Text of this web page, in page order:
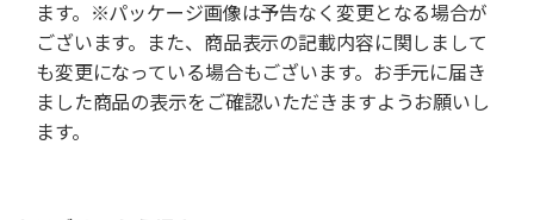
ます。※パッケージ画像は予告なく変更となる場合が
ございます。また、商品表示の記載内容に関しまして
も変更になっている場合もございます。お手元に届き
ました商品の表示をご確認いただきますようお願いし
ます。